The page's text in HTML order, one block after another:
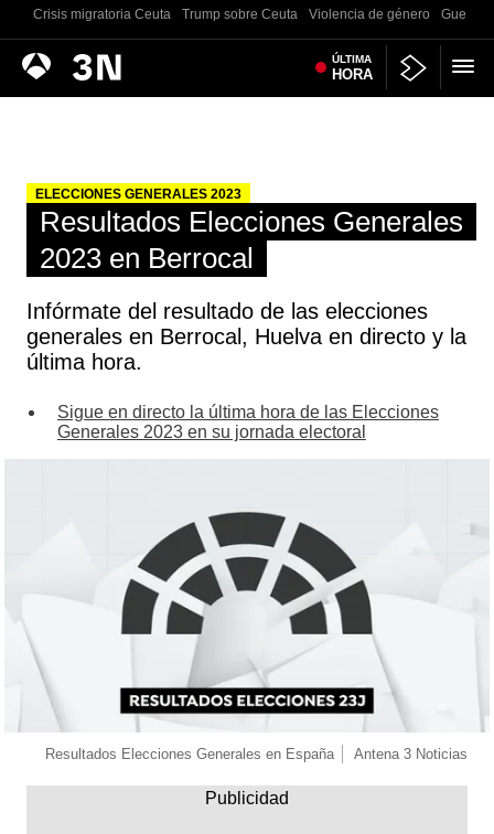
Crisis migratoria Ceuta Trump sobre Ceuta Violencia de género Guerra
Antena
3
Noticias ÚLTIMA
HORA
ELECCIONES GENERALES 2023
Resultados Elecciones Generales
2023 en Berrocal
Infórmate del resultado de las elecciones
generales en Berrocal, Huelva en directo y la
última hora.
Sigue en directo la última hora de las Elecciones
Generales 2023 en su jornada electoral
Resultados Elecciones Generales en España Antena 3 Noticias